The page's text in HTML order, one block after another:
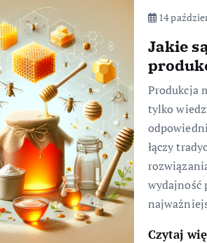
14
Jakie
Produkcja
tylko
łączy
wydajność
Czytaj